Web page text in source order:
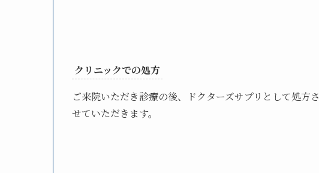
クリニックでの処方
ご来院いただき診療の後、ドクターズサプリとして処方さ
せていただきます。